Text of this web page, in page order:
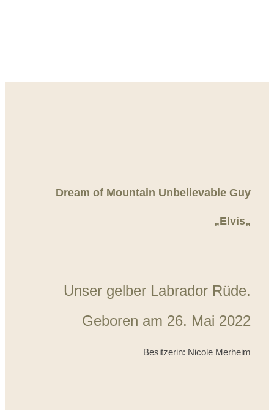
Dream of Mountain Unbelievable Guy
„Elvis„
Unser gelber Labrador Rüde.
Geboren am 26. Mai 2022
Besitzerin: Nicole Merheim